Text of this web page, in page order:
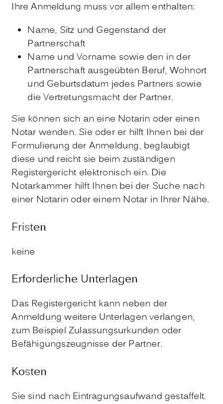
Ihre Anmeldung muss vor allem enthalten:
Name, Sitz und Gegenstand der
Partnerschaft
Name und Vorname sowie den in der
Partnerschaft ausgeübten Beruf, Wohnort
und Geburtsdatum jedes Partners sowie
die Vertretungsmacht der Partner.
Sie können sich an eine Notarin oder einen
Notar wenden. Sie oder er hilft Ihnen bei der
Formulierung der Anmeldung, beglaubigt
diese und reicht sie beim zuständigen
Registergericht elektronisch ein. Die
Notarkammer hilft Ihnen bei der Suche nach
einer Notarin oder einem Notar in Ihrer Nähe.
Fristen
keine
Erforderliche Unterlagen
Das Registergericht kann neben der
Anmeldung weitere Unterlagen verlangen,
zum Beispiel Zulassungsurkunden oder
Befähigungszeugnisse der Partner.
Kosten
Sie sind nach Eintragungsaufwand gestaffelt.